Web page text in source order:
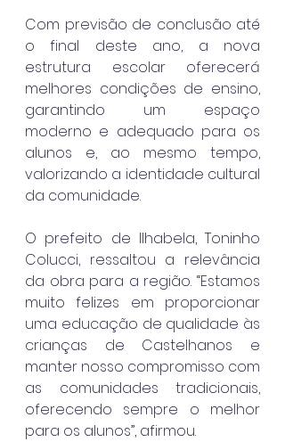
Com previsão de conclusão até
o final deste ano, a nova
estrutura escolar oferecerá
melhores condições de ensino,
garantindo um espaço
moderno e adequado para os
alunos e, ao mesmo tempo,
valorizando a identidade cultural
da comunidade.
O prefeito de Ilhabela, Toninho
Colucci, ressaltou a relevância
da obra para a região. “Estamos
muito felizes em proporcionar
uma educação de qualidade às
crianças de Castelhanos e
manter nosso compromisso com
as comunidades tradicionais,
oferecendo sempre o melhor
para os alunos”, afirmou.